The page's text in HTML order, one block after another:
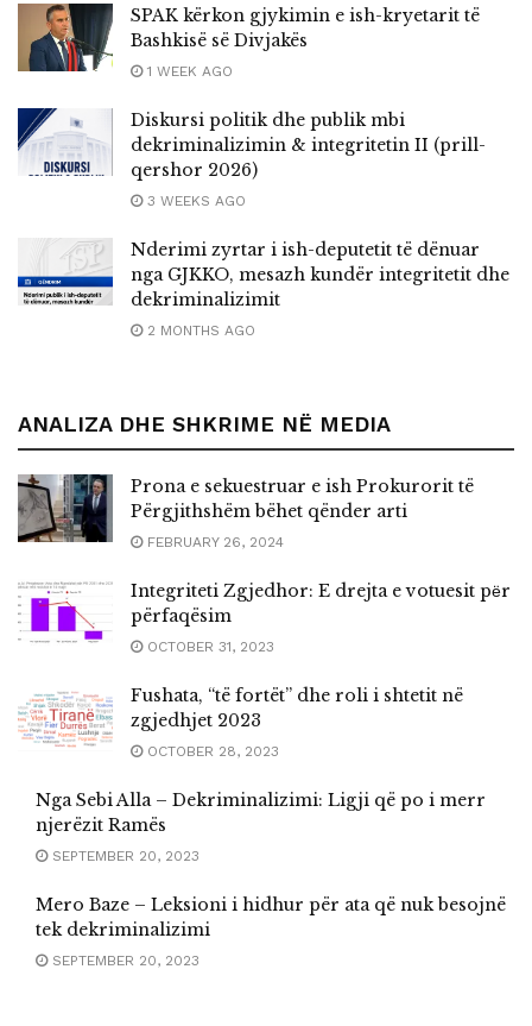
SPAK kërkon gjykimin e ish-kryetarit të
Bashkisë së Divjakës
1 WEEK AGO
Diskursi politik dhe publik mbi
dekriminalizimin & integritetin II (prill-
qershor 2026)
3 WEEKS AGO
Nderimi zyrtar i ish-deputetit të dënuar
nga GJKKO, mesazh kundër integritetit dhe
dekriminalizimit
2 MONTHS AGO
ANALIZA DHE SHKRIME NË MEDIA
Prona e sekuestruar e ish Prokurorit të
Përgjithshëm bëhet qënder arti
FEBRUARY 26, 2024
Integriteti Zgjedhor: E drejta e votuesit pёr
përfaqësim
OCTOBER 31, 2023
Fushata, “të fortët” dhe roli i shtetit në
zgjedhjet 2023
OCTOBER 28, 2023
Nga Sebi Alla – Dekriminalizimi: Ligji që po i merr
njerëzit Ramës
SEPTEMBER 20, 2023
Mero Baze – Leksioni i hidhur për ata që nuk besojnë
tek dekriminalizimi
SEPTEMBER 20, 2023